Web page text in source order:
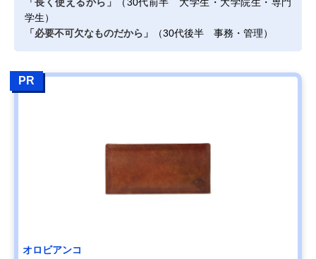
「長く使えるから」
（30代前半 大学生・大学院生・専門
学生）
「必要不可欠なものだから」
（30代後半 事務・管理）
PR
オロビアンコ